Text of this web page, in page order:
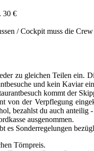
30 €
/ Cockpit muss die Crew
zu gleichen Teilen ein.
und kein Kaviar
kommt der
der Verpflegung
bezahlst du auch anteilig
ausgenommen.
es Sonderregelungen
Törnpreis.